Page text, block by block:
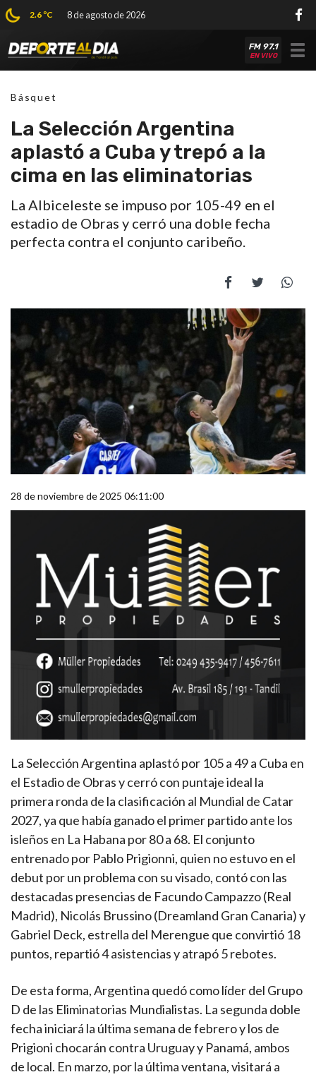
2.6 ºC 8 de agosto de 2026
FM 97.1
EN VIVO
Básquet
La Selección Argentina
aplastó a Cuba y trepó a la
cima en las eliminatorias
La Albiceleste se impuso por 105-49 en el
estadio de Obras y cerró una doble fecha
perfecta contra el conjunto caribeño.
28 de noviembre de 2025 06:11:00
La Selección Argentina aplastó por 105 a 49 a Cuba en
el Estadio de Obras y cerró con puntaje ideal la
primera ronda de la clasificación al Mundial de Catar
2027, ya que había ganado el primer partido ante los
isleños en La Habana por 80 a 68. El conjunto
entrenado por Pablo Prigionni, quien no estuvo en el
debut por un problema con su visado, contó con las
destacadas presencias de Facundo Campazzo (Real
Madrid), Nicolás Brussino (Dreamland Gran Canaria) y
Gabriel Deck, estrella del Merengue que convirtió 18
puntos, repartió 4 asistencias y atrapó 5 rebotes.
De esta forma, Argentina quedó como líder del Grupo
D de las Eliminatorias Mundialistas. La segunda doble
fecha iniciará la última semana de febrero y los de
Prigioni chocarán contra Uruguay y Panamá, ambos
de local. En marzo, por la última ventana, visitará a